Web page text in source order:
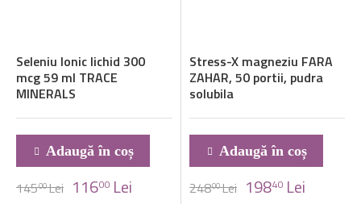
Seleniu Ionic lichid 300
mcg 59 ml TRACE
MINERALS
Adaugă în coș
14500Lei 11600 Lei
Stress-X magneziu FARA
ZAHAR, 50 portii, pudra
solubila
Adaugă în coș
24800Lei 19840 Lei